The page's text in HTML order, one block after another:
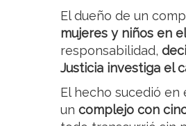
El dueño de un
mujeres y niños en
responsabilidad,
Justicia investiga el
El hecho sucedió en
un complejo con